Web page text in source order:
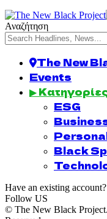
Αναζήτηση
The New
Events
▶
ESG
Black
Have an existing account?
Follow US
© The New Black